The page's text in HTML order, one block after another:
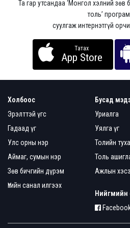
Та гар утсандаа ‘Монгол хэлний
толь’
суулгаж интернэтгүй
Татах
App Store
Холбоос
Эрэлттэй үгс
Гадаад үг
Улс орны нэр
Аймаг, сумын нэр
Зөв бичгийн дүрэм
Үгийн санал илгээх
Бусад
Уриалга
Уялга үг
Толийн
Толь
Ажлын
Нийгмийн